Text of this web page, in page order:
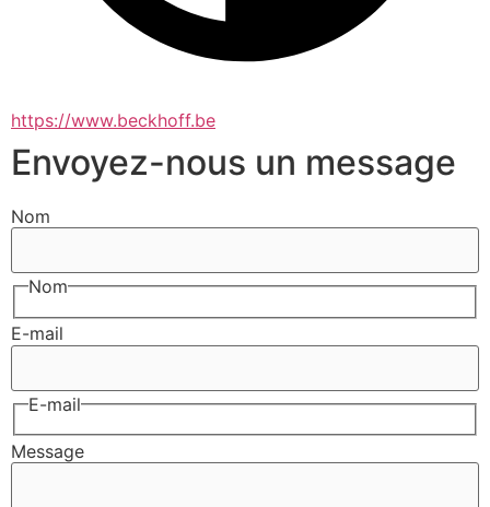
https://www.beckhoff.be
Envoyez-nous un message
Nom
Nom
E-mail
E-mail
Message